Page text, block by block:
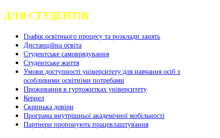
ДЛЯ СТУДЕНТІВ
Графік освітнього процесу та розклади занять
Дистанційна освіта
Студентське самоврядування
Студентське життя
Умови доступності університету для навчання осіб з
особливими освітніми потребами
Проживання в гуртожитках університету
Кернел
Скринька довіри
Програма внутрішньої академічної мобільності
Партнери пропонують працевлаштування